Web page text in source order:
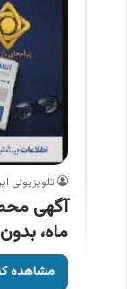
تلویزیونی
ماه،
مشاهده